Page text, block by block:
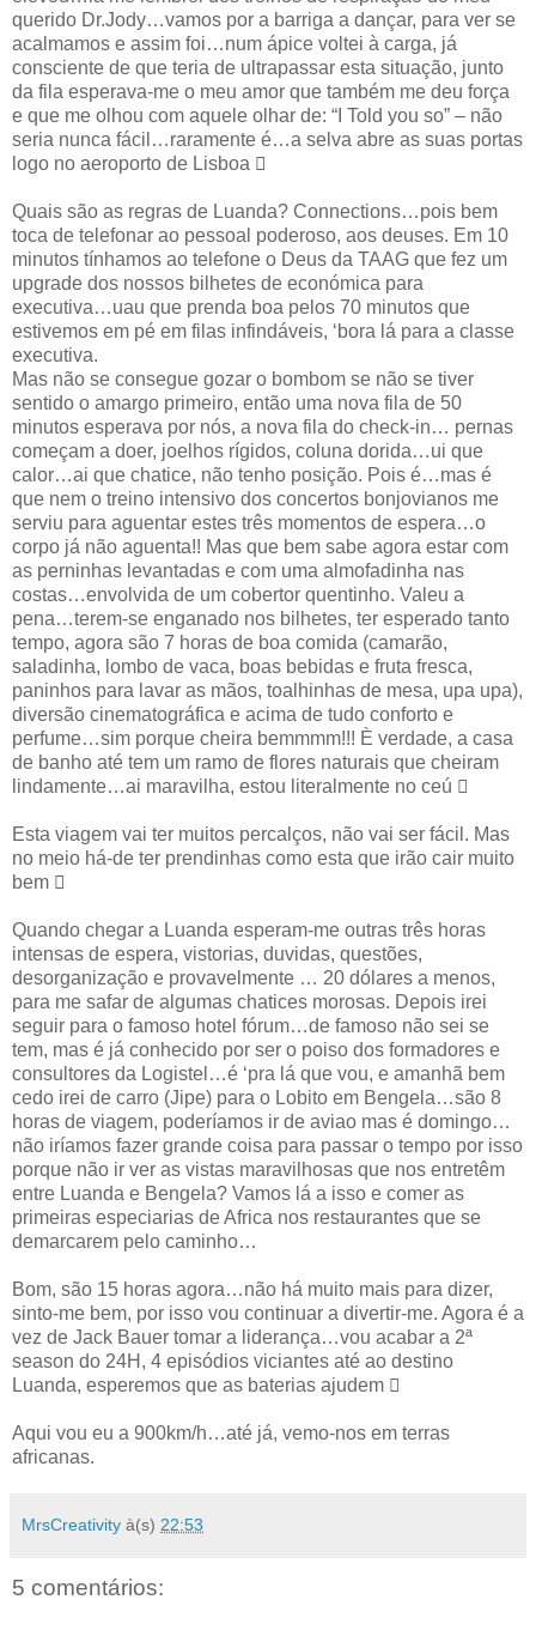
querido Dr.Jody…vamos por a barriga a dançar, para ver se
acalmamos e assim foi…num ápice voltei à carga, já
consciente de que teria de ultrapassar esta situação, junto
da fila esperava-me o meu amor que também me deu força
e que me olhou com aquele olhar de: “I Told you so” – não
seria nunca fácil…raramente é…a selva abre as suas portas
logo no aeroporto de Lisboa 
Quais são as regras de Luanda? Connections…pois bem
toca de telefonar ao pessoal poderoso, aos deuses. Em 10
minutos tínhamos ao telefone o Deus da TAAG que fez um
upgrade dos nossos bilhetes de económica para
executiva…uau que prenda boa pelos 70 minutos que
estivemos em pé em filas infindáveis, ‘bora lá para a classe
executiva.
Mas não se consegue gozar o bombom se não se tiver
sentido o amargo primeiro, então uma nova fila de 50
minutos esperava por nós, a nova fila do check-in… pernas
começam a doer, joelhos rígidos, coluna dorida…ui que
calor…ai que chatice, não tenho posição. Pois é…mas é
que nem o treino intensivo dos concertos bonjovianos me
serviu para aguentar estes três momentos de espera…o
corpo já não aguenta!! Mas que bem sabe agora estar com
as perninhas levantadas e com uma almofadinha nas
costas…envolvida de um cobertor quentinho. Valeu a
pena…terem-se enganado nos bilhetes, ter esperado tanto
tempo, agora são 7 horas de boa comida (camarão,
saladinha, lombo de vaca, boas bebidas e fruta fresca,
paninhos para lavar as mãos, toalhinhas de mesa, upa upa),
diversão cinematográfica e acima de tudo conforto e
perfume…sim porque cheira bemmmm!!! È verdade, a casa
de banho até tem um ramo de flores naturais que cheiram
lindamente…ai maravilha, estou literalmente no ceú 
Esta viagem vai ter muitos percalços, não vai ser fácil. Mas
no meio há-de ter prendinhas como esta que irão cair muito
bem 
Quando chegar a Luanda esperam-me outras três horas
intensas de espera, vistorias, duvidas, questões,
desorganização e provavelmente … 20 dólares a menos,
para me safar de algumas chatices morosas. Depois irei
seguir para o famoso hotel fórum…de famoso não sei se
tem, mas é já conhecido por ser o poiso dos formadores e
consultores da Logistel…é ‘pra lá que vou, e amanhã bem
cedo irei de carro (Jipe) para o Lobito em Bengela…são 8
horas de viagem, poderíamos ir de aviao mas é domingo…
não iríamos fazer grande coisa para passar o tempo por isso
porque não ir ver as vistas maravilhosas que nos entretêm
entre Luanda e Bengela? Vamos lá a isso e comer as
primeiras especiarias de Africa nos restaurantes que se
demarcarem pelo caminho…
Bom, são 15 horas agora…não há muito mais para dizer,
sinto-me bem, por isso vou continuar a divertir-me. Agora é a
vez de Jack Bauer tomar a liderança…vou acabar a 2ª
season do 24H, 4 episódios viciantes até ao destino
Luanda, esperemos que as baterias ajudem 
Aqui vou eu a 900km/h…até já, vemo-nos em terras
africanas.
MrsCreativity à(s) 22:53
5 comentários: